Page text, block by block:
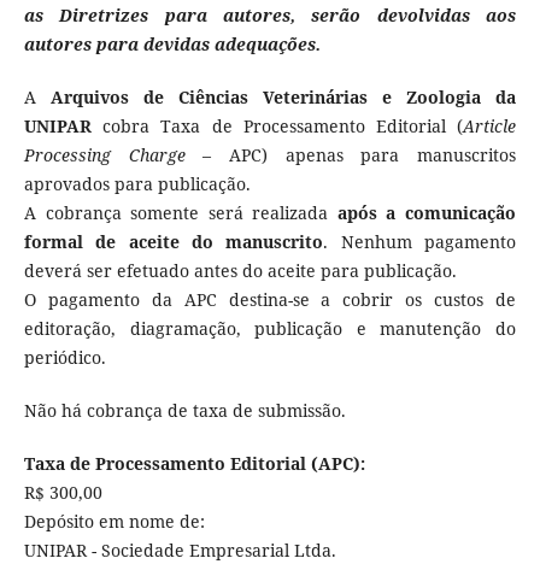
as Diretrizes para autores, serão devolvidas aos
autores para devidas adequações.
A Arquivos de Ciências Veterinárias e Zoologia da
UNIPARcobra Taxa de Processamento Editorial (Article
Processing Charge– APC) apenas para manuscritos
aprovados para publicação.
A cobrança somente será realizada após a comunicação
formal de aceite do manuscrito. Nenhum pagamento
deverá ser efetuado antes do aceite para publicação.
O pagamento da APC destina-se a cobrir os custos de
editoração, diagramação, publicação e manutenção do
periódico.
Não há cobrança de taxa de submissão.
Taxa de Processamento Editorial (APC):
R$ 300,00
Depósito em nome de:
UNIPAR - Sociedade Empresarial Ltda.